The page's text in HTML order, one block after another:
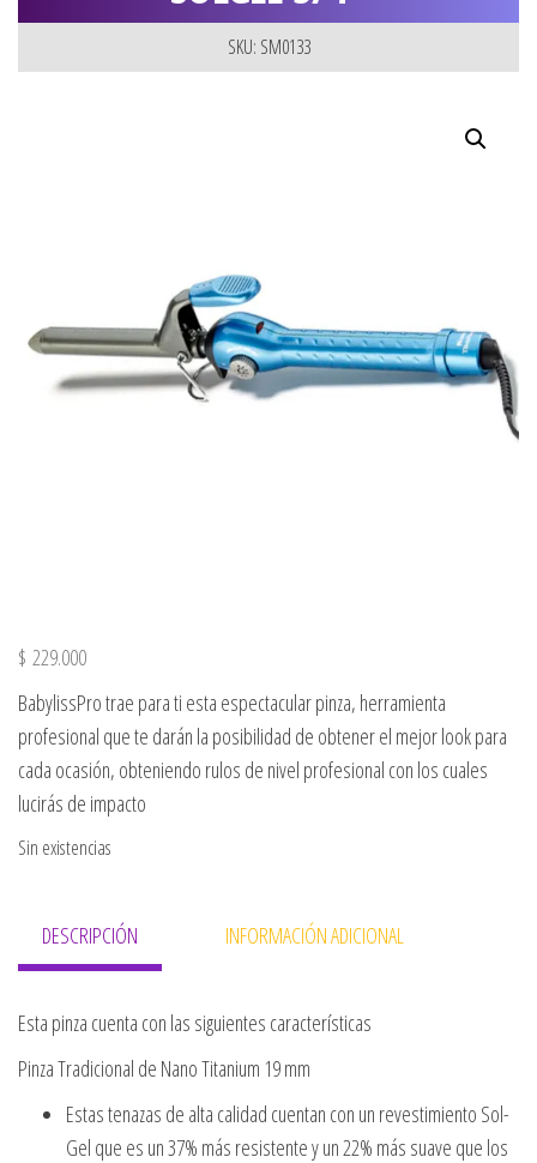
SKU: SM0133
$ 229.000
BabylissPro trae para ti esta espectacular pinza, herramienta
profesional que te darán la posibilidad de obtener el mejor look para
cada ocasión, obteniendo rulos de nivel profesional con los cuales
lucirás de impacto
Sin existencias
DESCRIPCIÓN INFORMACIÓN ADICIONAL
Esta pinza cuenta con las siguientes características
Pinza Tradicional de Nano Titanium 19 mm
Estas tenazas de alta calidad cuentan con un revestimiento Sol-
Gel que es un 37% más resistente y un 22% más suave que los